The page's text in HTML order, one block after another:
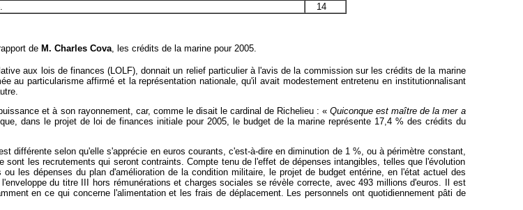
14
de M. Charles Cova, les crédits de la marine pour 2005.
aux lois de finances (LOLF), donnait un relief particulier à l'avis de la commission sur les crédits de la marine
au particularisme affirmé et la représentation nationale, qu'il avait modestement entretenu en institutionnalisant
et à son rayonnement, car, comme le disait le cardinal de Richelieu : «Quiconque est maître de la mer a
dans le projet de loi de finances initiale pour 2005, le budget de la marine représente 17,4 % des crédits du
différente selon qu'elle s'apprécie en euros courants, c'est-à-dire en diminution de 1 %, ou à périmètre constant,
les recrutements qui seront contraints. Compte tenu de l'effet de dépenses intangibles, telles que l'évolution
les dépenses du plan d'amélioration de la condition militaire, le projet de budget entérine, en l'état actuel des
du titre III hors rémunérations et charges sociales se révèle correcte, avec 493 millions d'euros. Il est
en ce qui concerne l'alimentation et les frais de déplacement. Les personnels ont quotidiennement pâti de